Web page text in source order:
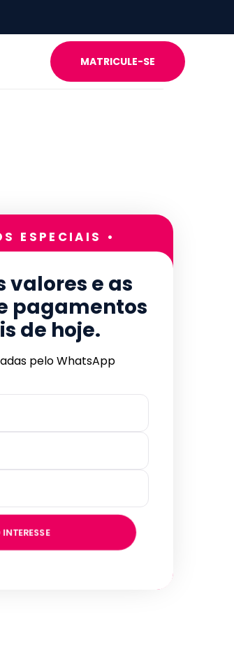
MATRICULE-SE
ESPECIAIS •
valores e as
pagamentos
de hoje.
pelo WhatsApp